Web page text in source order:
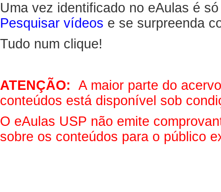
Uma vez identificado no eAulas é
Pesquisar vídeos e se surpreenda
Tudo num clique!
ATENÇÃO: A maior parte do
conteúdos está disponível sob
O eAulas USP não emite
sobre os conteúdos para o público